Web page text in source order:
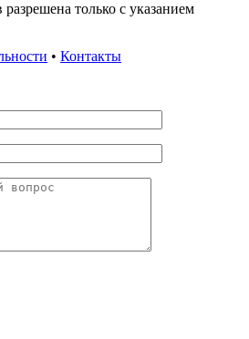
только с указанием
• Контакты